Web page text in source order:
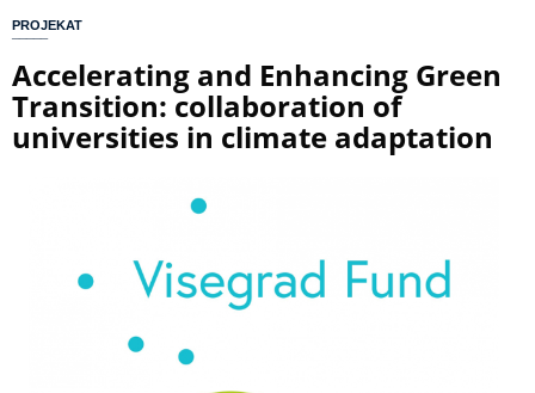
PROJEKAT
Accelerating and Enhancing Green
Transition: collaboration of
universities in climate adaptation